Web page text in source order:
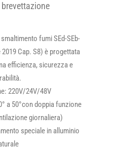
fumi SEd-SEb-
Cap. S8) è progettata
efficienza, sicurezza e
220V/24V/48V
a 50°con doppia funzione
giornaliera)
speciale in alluminio